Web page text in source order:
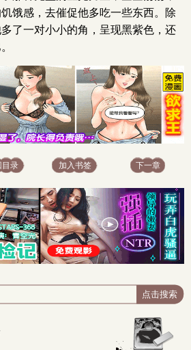
饿感，去催促他多吃一些东西。除
了一对小小的角，呈现黑紫色，还
目录 加入书签 下一章